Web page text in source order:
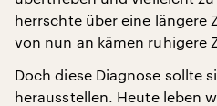
herrschte über eine längere
von nun an kämen ruhigere
Doch diese Diagnose sollte
herausstellen. Heute leben